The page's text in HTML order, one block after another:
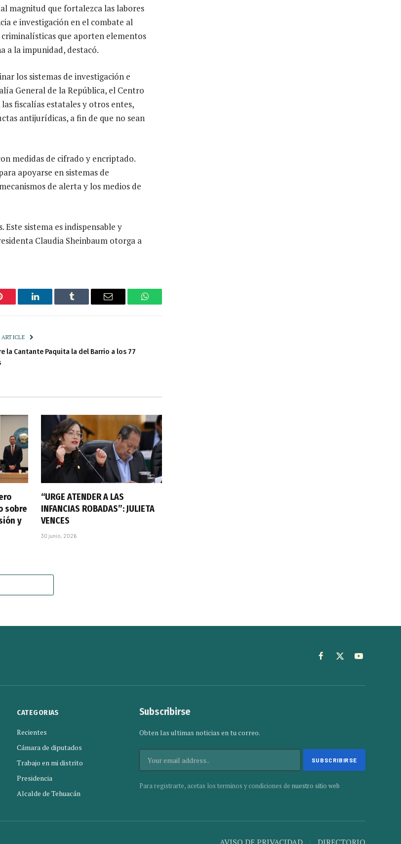
magnitud que fortalezca las labores
e investigación en el combate al
criminalísticas que aporten elementos
a la impunidad, destacó.
los sistemas de investigación e
General de la República, el Centro
fiscalías estatales y otros entes,
antijurídicas, a fin de que no sean
medidas de cifrado y encriptado.
apoyarse en sistemas de
de alerta y los medios de
sistema es indispensable y
Claudia Sheinbaum otorga a
LinkedIn Tumblr Email WhatsApp
ARTICLE
la Cantante Paquita la del Barrio a los 77
sobre
y
“URGE ATENDER A LAS
INFANCIAS ROBADAS”: JULIETA
VENCES
30 junio, 2026
Facebook
X
YouTube
CATEGORIAS
Recientes
Cámara de diputados
Trabajo en mi distrito
Presidencia
Alcalde de Tehuacán
Subscribirse
Obten las ultimas noticias en tu correo.
Para registrarte, acetas los terminos y condiciones de nuestro sitio web